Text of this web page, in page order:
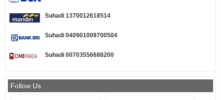
Suhadi 1370012618514
Suhadi 040901009700504
Suhadi 00703556688200
Follow Us